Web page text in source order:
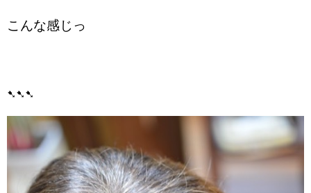
こんな感じっ
➷➷➷